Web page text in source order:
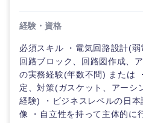
経験・資格
必須スキル ・電気回路設計(弱
回路ブロック、回路図作成、
の実務経験(年数不問) または
定、対策(ガスケット、アーシ
経験) ・ビジネスレベルの日
像 ・自立性を持って主体的に